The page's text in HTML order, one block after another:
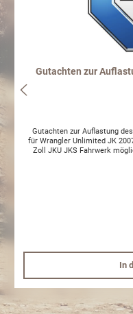
Gutachten zur
Gutachten zur Auflastung
für Wrangler Unlimited JK
Zoll JKU JKS Fahrwerk
In